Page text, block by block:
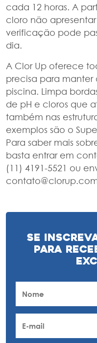
cada 12 horas. A
cloro não
verificação pode
dia.
A Clor Up oferece
precisa para manter
piscina. Limpa
de pH e cloros que
também nas
exemplos são o
Para saber mais
basta entrar em
(11) 4191-5521 ou
Se
para